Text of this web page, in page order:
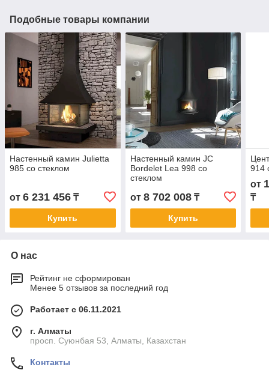
Подобные товары компании
Настенный камин Julietta
985 со стеклом
от 6 231 456 ₸
Купить
Настенный камин JC
Bordelet Lea 998 со
стеклом
от 8 702 008₸
Купить
914
от
₸
О нас
Рейтинг не сформирован
Менее 5 отзывов за последний год
Работает с 06.11.2021
г. Алматы
просп. Суюнбая 53, Алматы, Казахстан
Контакты